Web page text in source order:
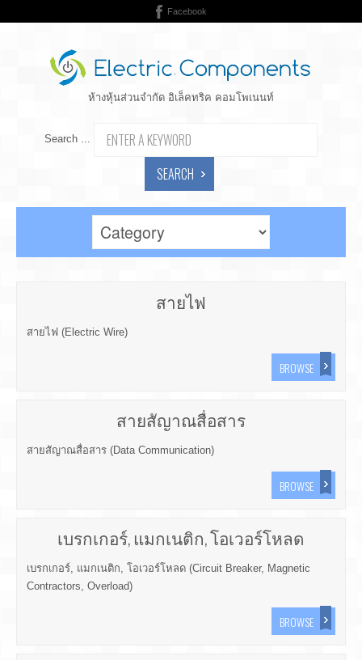
Facebook
ห้างหุ้นส่วนจำกัด อิเล็คทริค คอมโพเนนท์
Search ...
SEARCH
สายไฟ
สายไฟ (Electric Wire)
BROWSE
สายสัญาณสื่อสาร
สายสัญาณสื่อสาร (Data Communication)
BROWSE
เบรกเกอร์, แมกเนติก, โอเวอร์โหลด
เบรกเกอร์, แมกเนติก, โอเวอร์โหลด (Circuit Breaker, Magnetic
Contractors, Overload)
BROWSE